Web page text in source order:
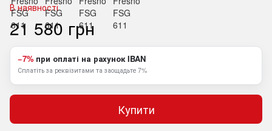
В наявності
21 580 грн
−7%при оплаті на рахунок IBAN
Сплатіть за реквізитами та заощадьте 7%
Купити